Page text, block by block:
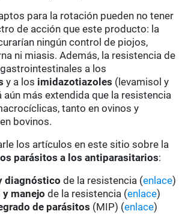
para la rotación pueden no tener
de acción que este producto: la
ningún control de piojos,
ni miasis. Además, la resistencia de
a los
y a los imidazotiazoles (levamisol y
más extendida que la resistencia
tanto en ovinos y
bovinos.
los artículos en este sitio sobre la
parásitos a los antiparasitarios:
diagnóstico de la resistencia (enlace)
manejo de la resistencia (enlace)
de parásitos (MIP) (enlace)